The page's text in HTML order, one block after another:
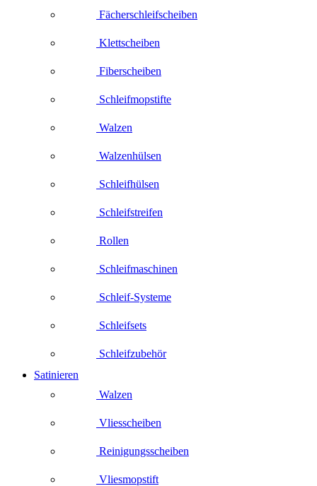
Fächerschleifscheiben
Klettscheiben
Fiberscheiben
Schleifmopstifte
Walzen
Walzenhülsen
Schleifhülsen
Schleifstreifen
Rollen
Schleifmaschinen
Schleif-Systeme
Schleifsets
Schleifzubehör
Satinieren
Walzen
Vliesscheiben
Reinigungsscheiben
Vliesmopstift